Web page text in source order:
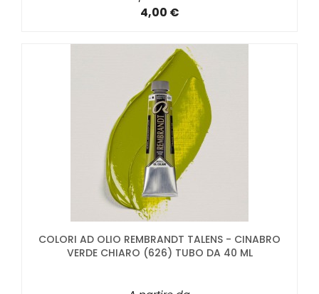
4,00 €
COLORI AD OLIO REMBRANDT TALENS - CINABRO
VERDE CHIARO (626) TUBO DA 40 ML